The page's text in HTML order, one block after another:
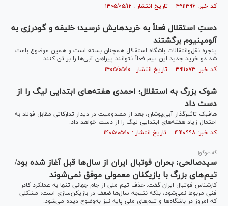
کد خبر: ۴۹۱۱۳۹۶ تاریخ انتشار : ۱۴۰۵/۰۵/۱۲
دستِ استقلال فعلاً به خریدهایش نرسید؛ خلیفه و گودرزی به
آلومینیوم برگشتند
پنجره نقل‌وانتقالات باشگاه استقلال همچنان بسته است و همین موضوع باعث
شد دو خرید جدید این تیم فعلاً نتوانند پیراهن آبی‌ها را بر تن کنند.
کد خبر: ۴۹۱۱۰۷۳ تاریخ انتشار : ۱۴۰۵/۰۵/۱۰
شوک بزرگ به استقلال؛ احمدی هفته‌های ابتدایی لیگ را از
دست داد
هافبک تاثیرگذار آبی‌پوشان، بعد از مصدومیت در دیدار تدارکاتی مقابل فولاد به
احتمال زیاد هفته‌های ابتدایی لیگ را از دست خواهد داد.
کد خبر: ۴۹۱۰۹۹۸ تاریخ انتشار : ۱۴۰۵/۰۵/۱۰
گفت‌و‌گو|
سیدصالحی: بحران فوتبال ایران از سال‌ها قبل آغاز شده بود/
تیم‌های بزرگ با بازیکنان معمولی موفق نمی‌شوند
کارشناس فوتبال ایران گفت: حذف تیم ملی از جام جهانی تنها به عملکرد کادر
فنی مربوط نمی‌شود، بلکه نتیجه سال‌ها ضعف در بازیکن‌سازی است؛ مشکلی
که امروز در باشگاه‌ها و تیم‌های ملی پایه نیز به‌وضوح دیده می‌شود.